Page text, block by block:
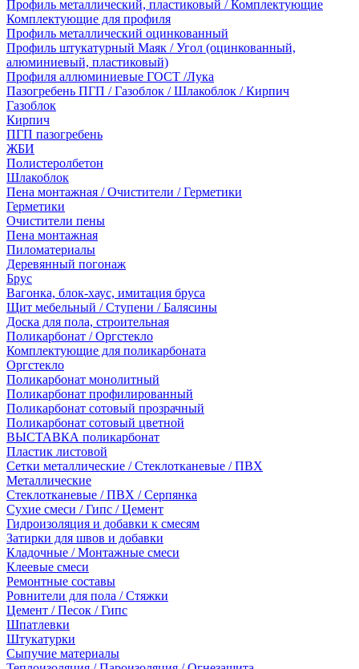
Профиль металлический, пластиковый / Комплектующие
Комплектующие для профиля
Профиль металлический оцинкованный
Профиль штукатурный Маяк / Угол (оцинкованный,
алюминиевый, пластиковый)
Профиля аллюминиевые ГОСТ /Лука
Пазогребень ПГП / Газоблок / Шлакоблок / Кирпич
Газоблок
Кирпич
ПГП пазогребень
ЖБИ
Полистеролбетон
Шлакоблок
Пена монтажная / Очистители / Герметики
Герметики
Очистители пены
Пена монтажная
Пиломатериалы
Деревянный погонаж
Брус
Вагонка, блок-хаус, имитация бруса
Щит мебельный / Ступени / Балясины
Доска для пола, строительная
Поликарбонат / Оргстекло
Комплектующие для поликарбоната
Оргстекло
Поликарбонат монолитный
Поликарбонат профилированный
Поликарбонат сотовый прозрачный
Поликарбонат сотовый цветной
ВЫСТАВКА поликарбонат
Пластик листовой
Сетки металлические / Стеклотканевые / ПВХ
Металлические
Стеклотканевые / ПВХ / Серпянка
Сухие смеси / Гипс / Цемент
Гидроизоляция и добавки к смесям
Затирки для швов и добавки
Кладочные / Монтажные смеси
Клеевые смеси
Ремонтные составы
Ровнители для пола / Стяжки
Цемент / Песок / Гипс
Шпатлевки
Штукатурки
Сыпучие материалы